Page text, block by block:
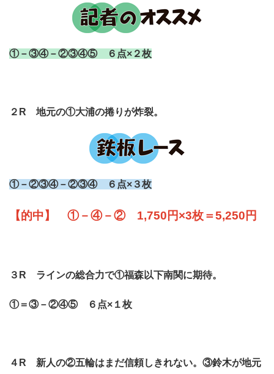
①－③④－②③④⑤ ６点×２枚
２R 地元の①大浦の捲りが炸裂。
①－②③④－②③④ ６点×３枚
【的中】 ①－④－② 1,750円×3枚＝5,250円
３R ラインの総合力で①福森以下南関に期待。
①＝③－②④⑤ ６点×１枚
４R 新人の②五輪はまだ信頼しきれない。③鈴木が地元